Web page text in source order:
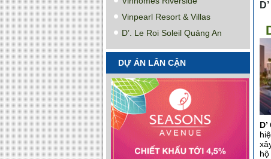
Vinpearl Resort & Villas
D’. Le Roi Soleil Quảng An
DỰ ÁN LÂN CẬN